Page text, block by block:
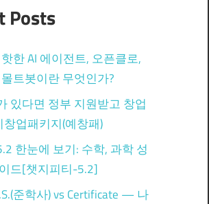
Posts
한 AI 에이전트, 오픈클로,
트봇이란 무엇인가?
있다면 정부 지원받고 창업
업패키지(예창패)
한눈에 보기: 수학, 과학 성
드[챗지피티-5.2]
준학사) vs Certificate — 나